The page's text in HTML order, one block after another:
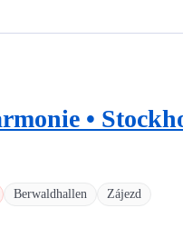
Berwaldhallen Zájezd
•